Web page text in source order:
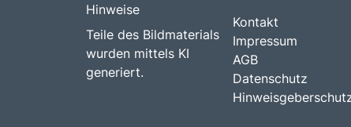
Hinweise
Teile des Bildmaterials
wurden mittels KI
generiert.
Kontakt
Impressum
AGB
Datenschutz